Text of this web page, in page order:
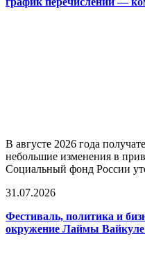
В августе 2026 года
небольшие изменения в
Социальный фонд России
31.07.2026
Фестиваль, политика и
окружение Лаймы